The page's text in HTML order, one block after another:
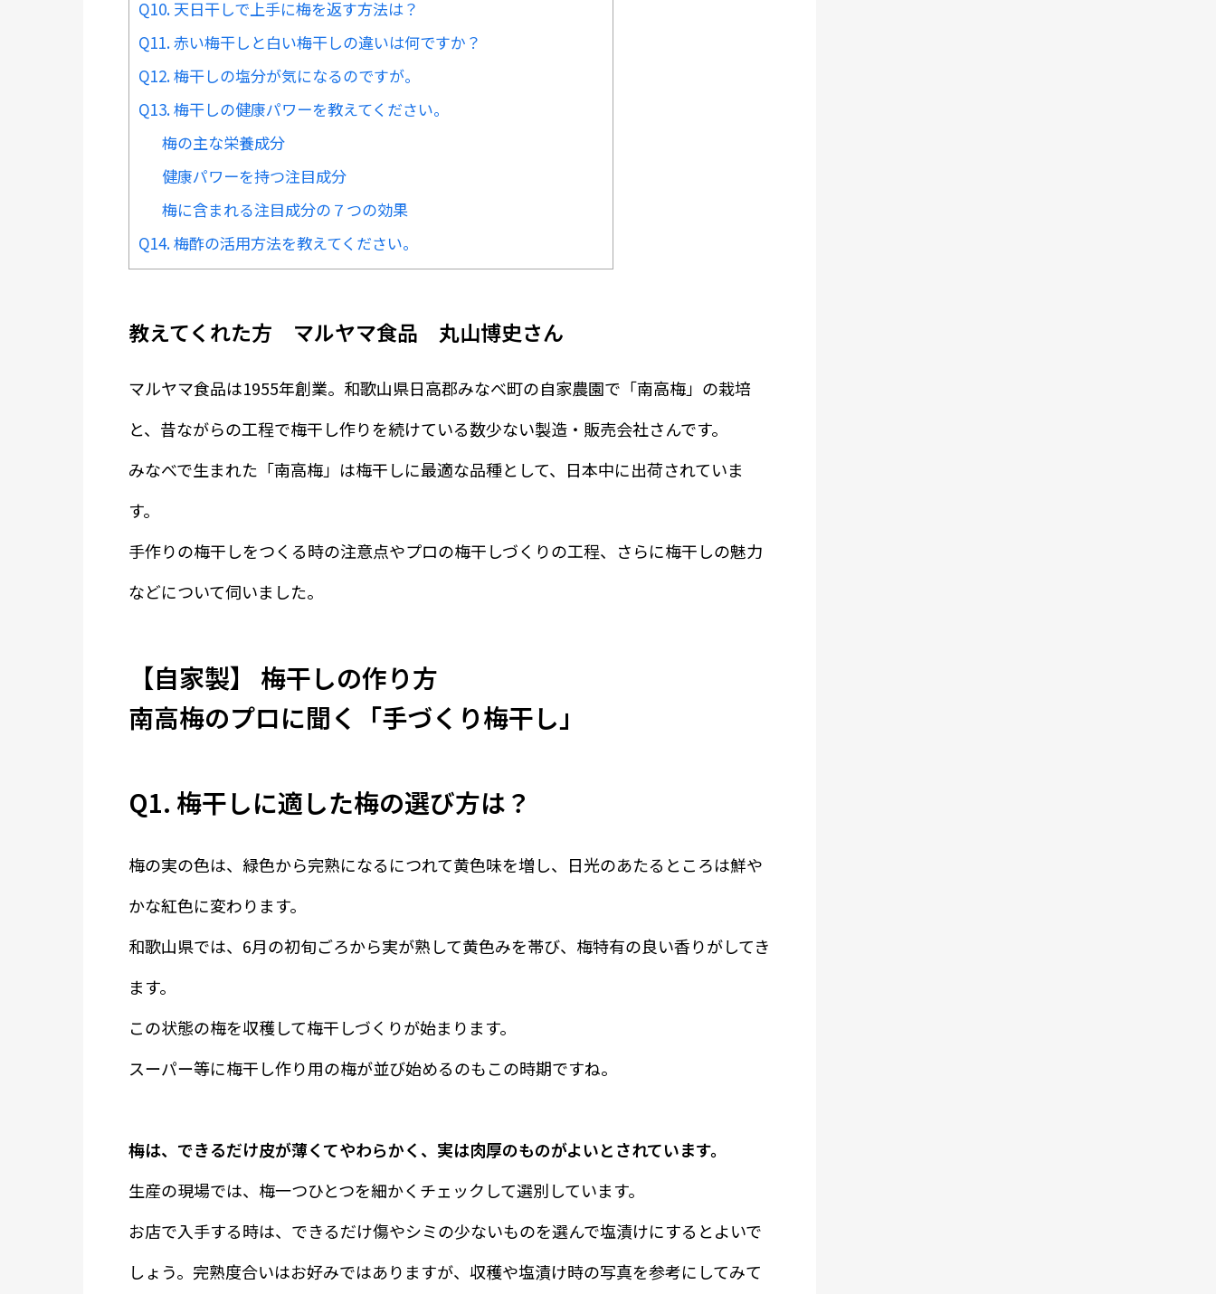
Q10. 天日干しで上手に梅を返す方法は？
Q11. 赤い梅干しと白い梅干しの違いは何ですか？
Q12. 梅干しの塩分が気になるのですが。
Q13. 梅干しの健康パワーを教えてください。
梅の主な栄養成分
健康パワーを持つ注目成分
梅に含まれる注目成分の７つの効果
Q14. 梅酢の活用方法を教えてください。
教えてくれた方 マルヤマ食品 丸山博史さん
マルヤマ食品は1955年創業。和歌山県日高郡みなべ町の自家農園で「南高梅」の栽培
と、昔ながらの工程で梅干し作りを続けている数少ない製造・販売会社さんです。
みなべで生まれた「南高梅」は梅干しに最適な品種として、日本中に出荷されていま
す。
手作りの梅干しをつくる時の注意点やプロの梅干しづくりの工程、さらに梅干しの魅力
などについて伺いました。
【自家製】 梅干しの作り方
南高梅のプロに聞く「手づくり梅干し」
Q1. 梅干しに適した梅の選び方は？
梅の実の色は、緑色から完熟になるにつれて黄色味を増し、日光のあたるところは鮮や
かな紅色に変わります。
和歌山県では、6月の初旬ごろから実が熟して黄色みを帯び、梅特有の良い香りがしてき
ます。
この状態の梅を収穫して梅干しづくりが始まります。
スーパー等に梅干し作り用の梅が並び始めるのもこの時期ですね。
梅は、できるだけ皮が薄くてやわらかく、実は肉厚のものがよいとされています。
生産の現場では、梅一つひとつを細かくチェックして選別しています。
お店で入手する時は、できるだけ傷やシミの少ないものを選んで塩漬けにするとよいで
しょう。完熟度合いはお好みではありますが、収穫や塩漬け時の写真を参考にしてみて